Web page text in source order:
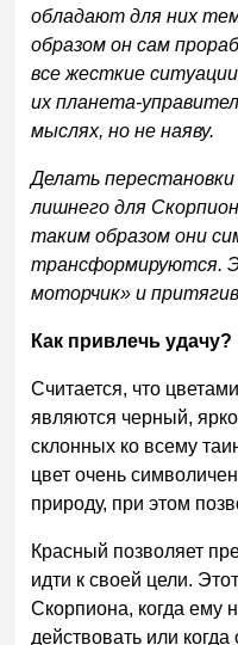
обладают для них
образом он сам
все жесткие
их планета-
мыслях, но не наяву.
Делать
лишнего для
таким образом они
трансформируются.
моторчик» и
Как привлечь удачу?
Считается, что
являются черный,
склонных ко всему
цвет очень
природу, при этом
Красный позволяет
идти к своей цели.
Скорпиона, когда ему
действовать или